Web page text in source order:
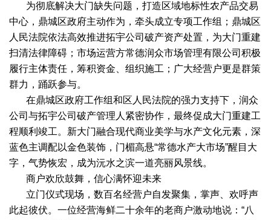
为彻底解决大门缺失问题，打造区域地标性农产品交易
中心，鼎城区政府主动作为，牵头成立专项工作组；鼎城区
人民法院依法高效推进拓宇公司破产资产处置，为大门重建
扫清法律障碍；市场运营方常德润众市场管理有限公司积极
履行主体责任，筹积资金、组织施工；广大经营户更是群策
群力，踊跃参与。
在鼎城区政府工作组和区人民法院的强力支持下，润众
公司与拓宇公司破产管理人紧密协作，最终促成大门重建工
程顺利竣工。新大门融合现代商业美学与水产文化元素，深
蓝色主调配以金色装饰，门楣高悬“常德水产大市场”醒目大
字，气势恢宏，成为沅水之滨一道亮丽风景线。
商户欢欣鼓舞，信心满怀迎未来
立门仪式现场，数百名经营户自发聚集，掌声、欢呼声
此起彼伏。一位经营海鲜二十余年的老商户激动地说：“八